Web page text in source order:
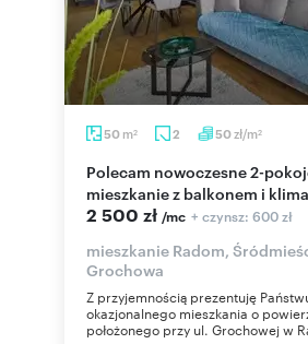
50 m2 2 50zł/m2
Polecam nowoczesne 2-pokojowe
mieszkanie z balkonem i
2 500 zł /mc + czynsz: 600 zł
mieszkanie Radom,
Grochowa
Z przyjemnością prezentuję
okazjonalnego mieszkania o
położonego przy ul. Grochowej w